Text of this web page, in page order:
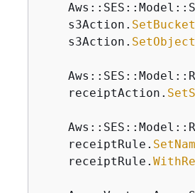
    s3Action.
    s3Action.
    receiptAction.
    receiptRule.
    receiptRule.